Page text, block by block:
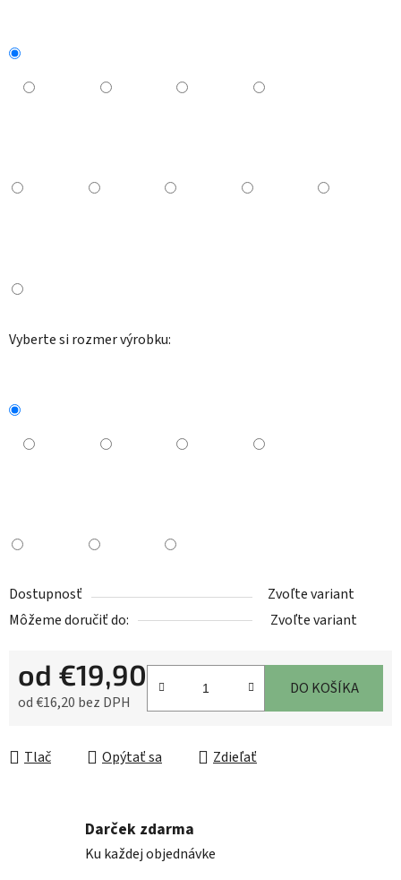
Vyberte si rozmer výrobku:
Dostupnosť
Zvoľte variant
Môžeme doručiť do:
Zvoľte variant
od €19,90
od€16,20 bez DPH
DO KOŠÍKA
Tlač Opýtať sa Zdieľať
Darček zdarma
Ku každej objednávke